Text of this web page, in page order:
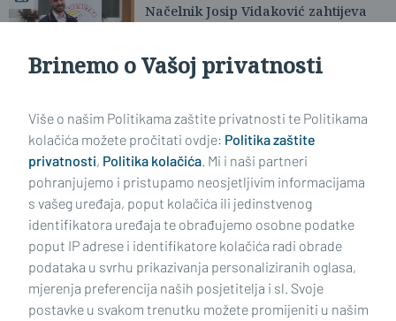
Načelnik Josip Vidaković zahtijeva
Impressum Uvjeti korištenja Politika privatnosti
Brinemo o Vašoj privatnosti
Više o našim Politikama zaštite privatnosti te Politikama
kolačića možete pročitati ovdje: Politika zaštite
privatnosti, Politika kolačića. Mi i naši partneri
pohranjujemo i pristupamo neosjetljivim informacijama
s vašeg uređaja, poput kolačića ili jedinstvenog
identifikatora uređaja te obrađujemo osobne podatke
poput IP adrese i identifikatore kolačića radi obrade
podataka u svrhu prikazivanja personaliziranih oglasa,
mjerenja preferencija naših posjetitelja i sl. Svoje
postavke u svakom trenutku možete promijeniti u našim